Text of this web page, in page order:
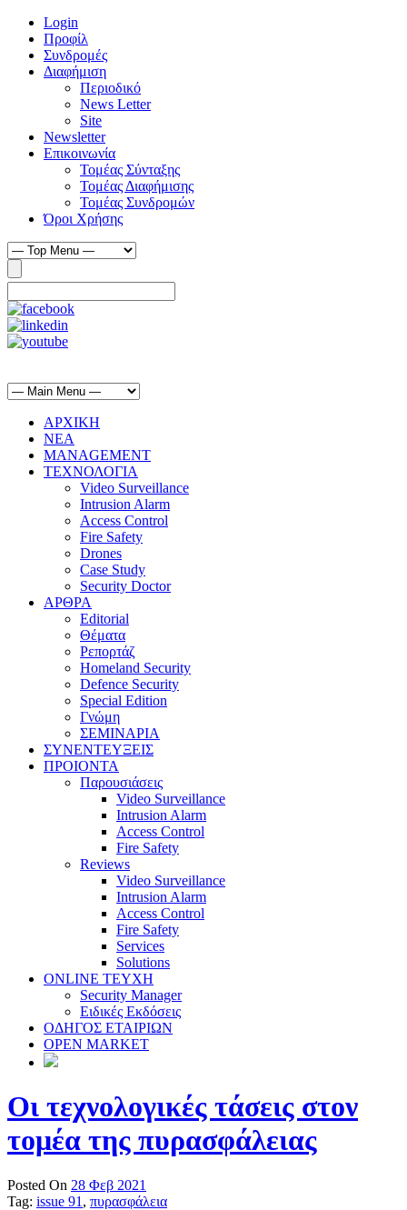
Login
Προφίλ
Συνδρομές
Διαφήμιση
Περιοδικό
News Letter
Site
Newsletter
Επικοινωνία
Τομέας Σύνταξης
Τομέας Διαφήμισης
Τομέας Συνδρομών
Όροι Χρήσης
ΑΡΧΙΚΗ
ΝΕΑ
MANAGEMENT
ΤΕΧΝΟΛΟΓΙΑ
Video Surveillance
Intrusion Alarm
Access Control
Fire Safety
Drones
Case Study
Security Doctor
ΑΡΘΡΑ
Editorial
Θέματα
Ρεπορτάζ
Homeland Security
Defence Security
Special Edition
Γνώμη
ΣΕΜΙΝΑΡΙΑ
ΣΥΝΕΝΤΕΥΞΕΙΣ
ΠΡΟΙΟΝΤΑ
Παρουσιάσεις
Video Surveillance
Intrusion Alarm
Access Control
Fire Safety
Reviews
Video Surveillance
Intrusion Alarm
Access Control
Fire Safety
Services
Solutions
ONLINE TEYXH
Security Manager
Ειδικές Εκδόσεις
ΟΔΗΓΟΣ ΕΤΑΙΡΙΩΝ
OPEN MARKET
Οι τεχνολογικές τάσεις στον
τομέα της πυρασφάλειας
Posted On 28 Φεβ 2021
Tag: issue 91 , πυρασφάλεια